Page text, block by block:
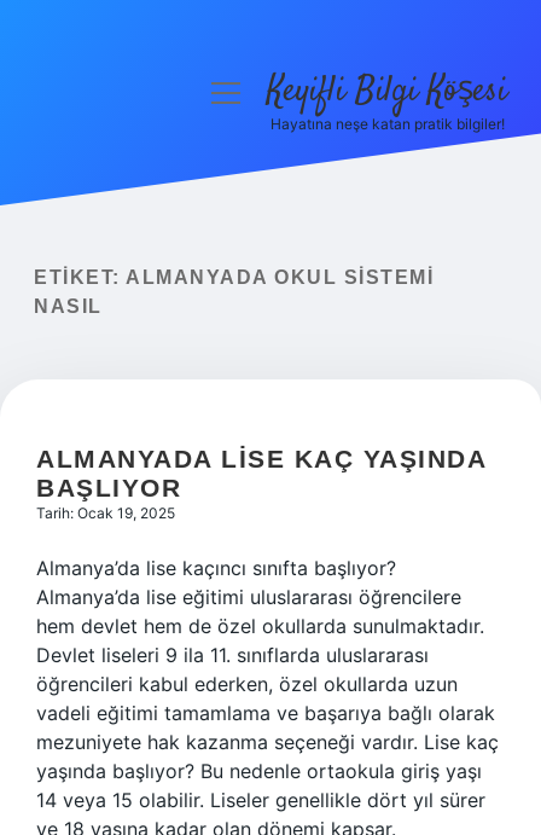
Yasal Uyarı
menüyüKeyifli Bilgi Köşesi
Hayatına neşe katan pratik bilgiler!
ETIKET: ALMANYADA OKUL SISTEMI
NASIL
ALMANYADA LISE KAÇ YAŞINDA
BAŞLIYOR
Tarih: Ocak 19, 2025
Almanya’da lise kaçıncı sınıfta başlıyor?
Almanya’da lise eğitimi uluslararası öğrencilere
hem devlet hem de özel okullarda sunulmaktadır.
Devlet liseleri 9 ila 11. sınıflarda uluslararası
öğrencileri kabul ederken, özel okullarda uzun
vadeli eğitimi tamamlama ve başarıya bağlı olarak
mezuniyete hak kazanma seçeneği vardır. Lise kaç
yaşında başlıyor? Bu nedenle ortaokula giriş yaşı
14 veya 15 olabilir. Liseler genellikle dört yıl sürer
ve 18 yaşına kadar olan dönemi kapsar.